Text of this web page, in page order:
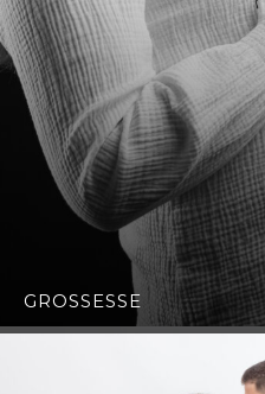
GROSSESSE